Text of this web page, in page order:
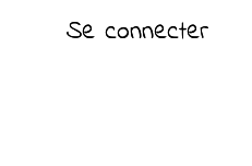
Se connecter
Se connecter